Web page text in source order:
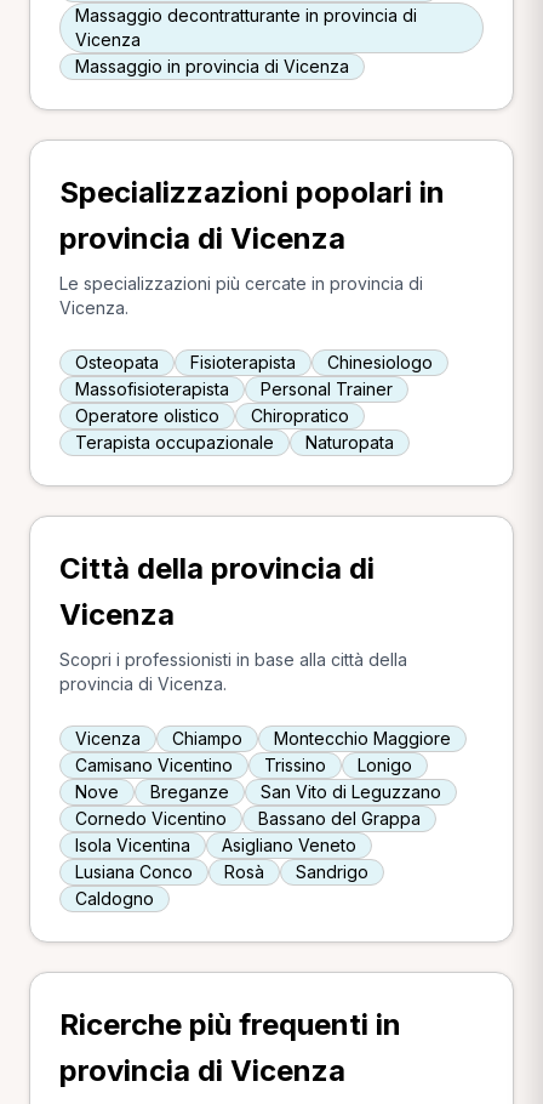
Massaggio decontratturante in provincia di
Vicenza
Massaggio in provincia di Vicenza
Specializzazioni popolari in
provincia di Vicenza
Le specializzazioni più cercate in provincia di
Vicenza.
Osteopata Fisioterapista
Chinesiologo
Massofisioterapista
Personal Trainer
Operatore olistico
Chiropratico
Terapista occupazionale
Naturopata
Città della provincia di
Vicenza
Scopri i professionisti in base alla città della
provincia di Vicenza.
Vicenza Chiampo
Montecchio Maggiore
Camisano Vicentino
Trissino
Lonigo
Nove
Breganze
San Vito di Leguzzano
Cornedo Vicentino
Bassano del Grappa
Isola Vicentina
Asigliano Veneto
Lusiana Conco
Rosà
Sandrigo
Caldogno
Ricerche più frequenti in
provincia di Vicenza